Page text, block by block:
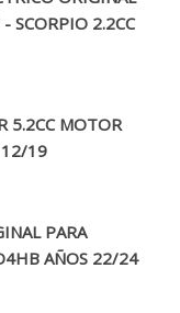
SCORPIO 2.2CC
5.2CC MOTOR
12/19
PARA
AÑOS 22/24